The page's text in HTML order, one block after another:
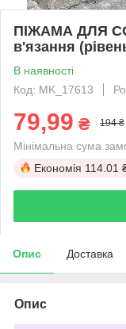
ПІЖАМА ДЛЯ
в'язання
В наявності
Код: MK_17613
79,99 ₴ 194 ₴
Мінімальна сума
Економія 114.01
Опис Доставка
Опис